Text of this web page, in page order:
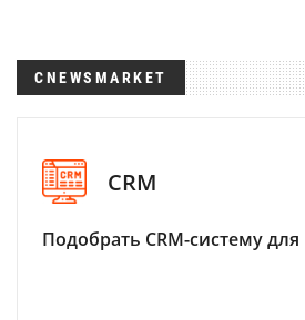
CNEWSMARKET
CRM
Подобрать CRM-систему